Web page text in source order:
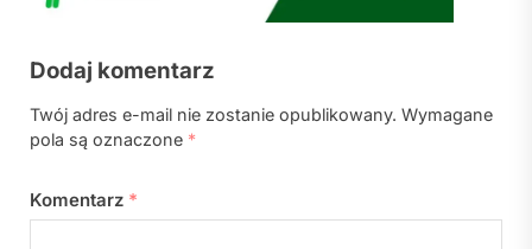
Dodaj komentarz
Twój adres e-mail nie zostanie opublikowany. Wymagane
pola są oznaczone *
Komentarz *